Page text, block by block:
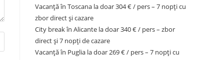
Vacanță în Toscana la doar 304 € / pers – 7 nopți cu
zbor direct și cazare
City break în Alicante la doar 340 € / pers – zbor
direct și 7 nopți de cazare
Vacanță în Puglia la doar 269 € / pers – 7 nopți cu